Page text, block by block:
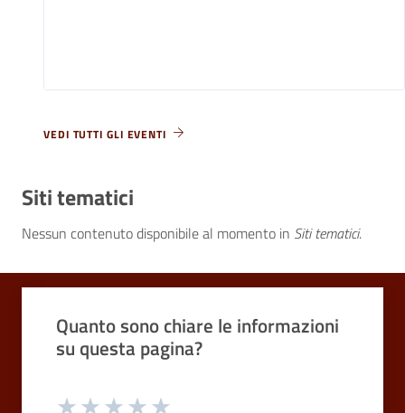
VEDI TUTTI GLI EVENTI
Siti tematici
Nessun contenuto disponibile al momento in Siti tematici.
Quanto sono chiare le informazioni
su questa pagina?
Valuta da 1 a 5 stelle la pagina
Grazie, il tuo parere ci aiuterà a
Quali sono stati gli aspetti che hai preferito?
1/2
Le indicazioni erano chiare
Vuoi aggiungere altri dettagli?
2/2
Dettaglio
Avanti